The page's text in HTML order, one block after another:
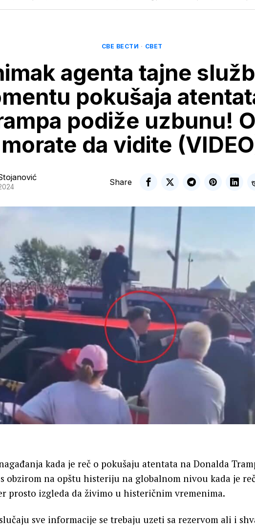
СВЕ ВЕСТИ · СВЕТ
agenta tajne
pokušaja
podiže uzbunu!
morate da vidite
Share
kada je reč o pokušaju atentata na Donalda
obzirom na opštu histeriju na globalnom nivou kada je
prosto izgleda da živimo u histeričnim vremenima.
sve informacije se trebaju uzeti sa rezervom ali i